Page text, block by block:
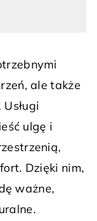
ale także
ulgę i
Dzięki nim,
ważne,